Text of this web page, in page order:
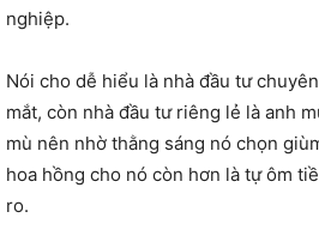
nghiệp.
Nói cho dễ hiểu là nhà đầu tư
mắt, còn nhà đầu tư riêng lẻ là anh
mù nên nhờ thằng sáng nó chọn
hoa hồng cho nó còn hơn là tự ôm
ro.